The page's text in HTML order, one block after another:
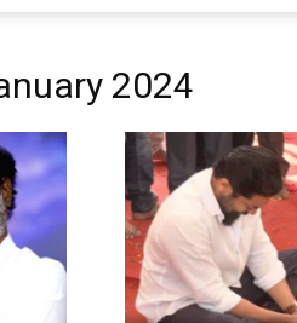
2024